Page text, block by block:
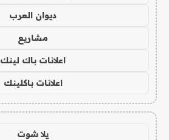
ديوان العرب
مشاريع
اعلانات باك لينك
اعلانات باكلينك
يلا شوت